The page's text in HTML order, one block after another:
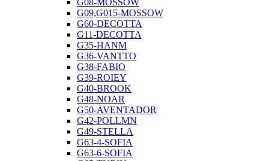
G08-MOSSOW
G09,G015-MOSSOW
G60-DECOTTA
G11-DECOTTA
G35-HANM
G36-VANTTO
G38-FABIO
G39-ROIEY
G40-BROOK
G48-NOAR
G50-AVENTADOR
G42-POLLMN
G49-STELLA
G63-4-SOFIA
G63-6-SOFIA